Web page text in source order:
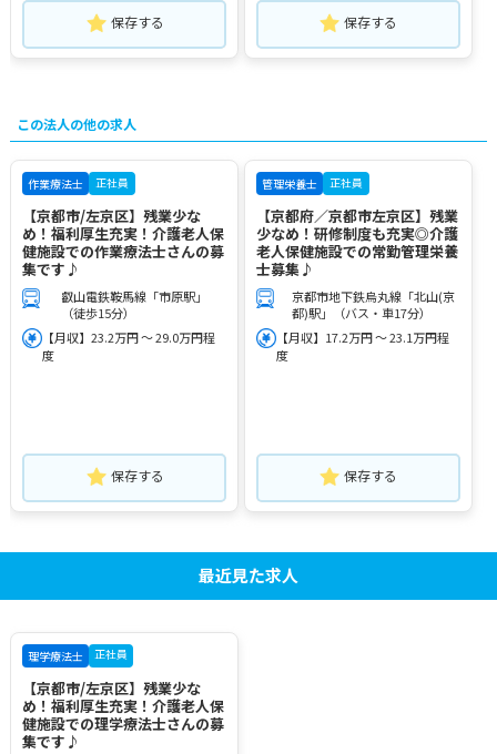
保存する 保存する
この法人の他の求人
作業療法士 正社員
【京都市/左京区】残業少な
め！福利厚生充実！介護老人保
健施設での作業療法士さんの募
集です♪
叡山電鉄鞍馬線「市原駅」
（徒歩15分）
【月収】23.2万円 ～ 29.0万円程
度
保存する
管理栄養士 正社員
【京都府／京都市左京区】残業
少なめ！研修制度も充実◎介護
老人保健施設での常勤管理栄養
士募集♪
京都市地下鉄烏丸線「北山(京
都)駅」（バス・車17分）
【月収】17.2万円 ～ 23.1万円程
度
保存する
最近見た求人
理学療法士 正社員
【京都市/左京区】残業少な
め！福利厚生充実！介護老人保
健施設での理学療法士さんの募
集です♪